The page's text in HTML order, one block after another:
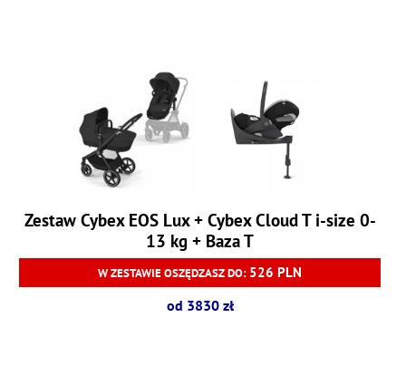
Zestaw Cybex EOS Lux + Cybex Cloud T i-size 0-
13 kg + Baza T
W ZESTAWIE OSZĘDZASZ DO: 526 PLN
od 3830 zł